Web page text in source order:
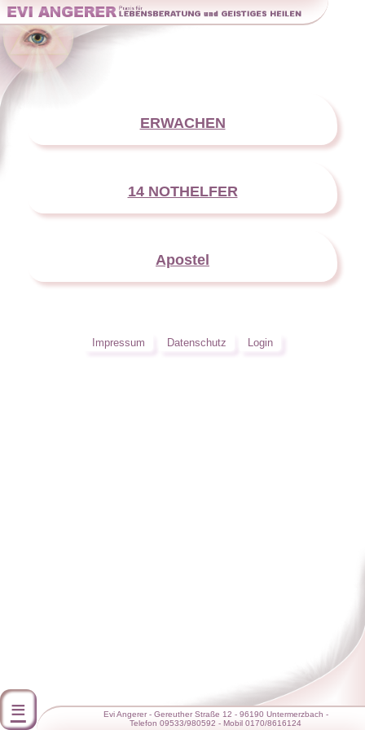
Evi Angerer- Gereuther Straße 12 - 96190 Untermerzbach -
Telefon 09533/980592 -Mobil 0170/8616124
≡
ERWACHEN
14 NOTHELFER
Apostel
Impressum Datenschutz Login